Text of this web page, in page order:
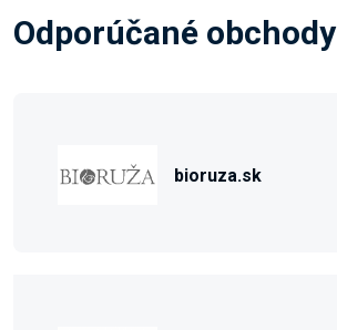
Odporúčané obchody
bioruza.sk